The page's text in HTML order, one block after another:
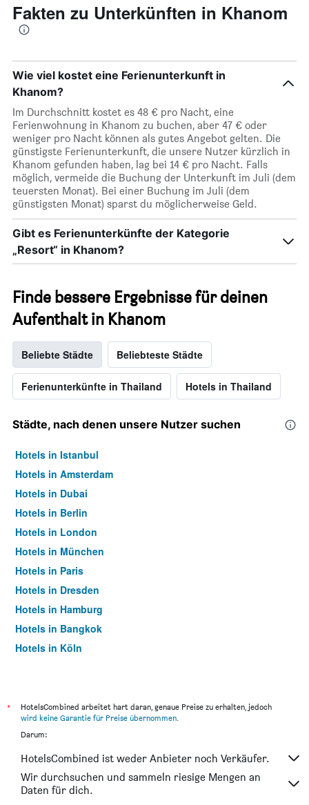
Fakten zu Unterkünften in Khanom
Wie viel kostet eine Ferienunterkunft in
Khanom?
Im Durchschnitt kostet es 48 € pro Nacht, eine
Ferienwohnung in Khanom zu buchen, aber 47 € oder
weniger pro Nacht können als gutes Angebot gelten. Die
günstigste Ferienunterkunft, die unsere Nutzer kürzlich in
Khanom gefunden haben, lag bei 14 € pro Nacht. Falls
möglich, vermeide die Buchung der Unterkunft im Juli (dem
teuersten Monat). Bei einer Buchung im Juli (dem
günstigsten Monat) sparst du möglicherweise Geld.
Gibt es Ferienunterkünfte der Kategorie
„Resort“ in Khanom?
Finde bessere Ergebnisse für deinen
Aufenthalt in Khanom
Beliebte Städte Beliebteste Städte
Ferienunterkünfte in Thailand Hotels in Thailand
Städte, nach denen unsere Nutzer suchen
Hotels in Istanbul
Hotels in Amsterdam
Hotels in Dubai
Hotels in Berlin
Hotels in London
Hotels in München
Hotels in Paris
Hotels in Dresden
Hotels in Hamburg
Hotels in Bangkok
Hotels in Köln
*
HotelsCombined arbeitet hart daran, genaue Preise zu erhalten, jedoch
wird keine Garantie für Preise übernommen.
Darum:
HotelsCombined ist weder Anbieter noch Verkäufer.
Wir durchsuchen und sammeln riesige Mengen an
Daten für dich.